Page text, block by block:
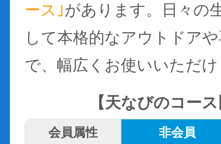
ース｣があります。日々の
して本格的なアウトドア
で、幅広くお使いいただ
【天なびのコー
会員属性 非会員